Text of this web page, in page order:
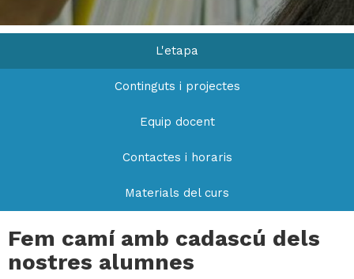
L'etapa
Continguts i projectes
Equip docent
Contactes i horaris
Materials del curs
Fem camí amb cadascú dels
nostres alumnes